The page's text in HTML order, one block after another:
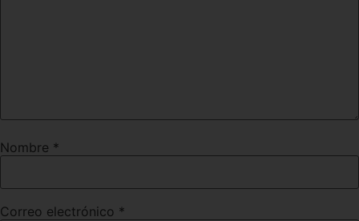
Nombre *
Correo electrónico *